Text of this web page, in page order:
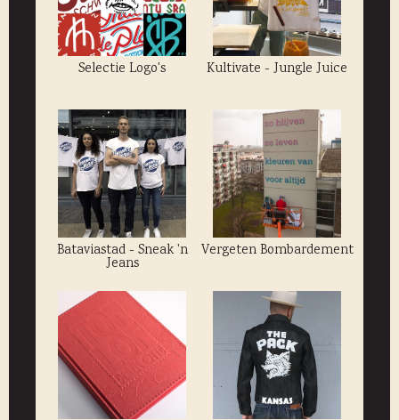
Selectie Logo's Kultivate - Jungle Juice
Bataviastad - Sneak 'n
Jeans
Vergeten Bombardement